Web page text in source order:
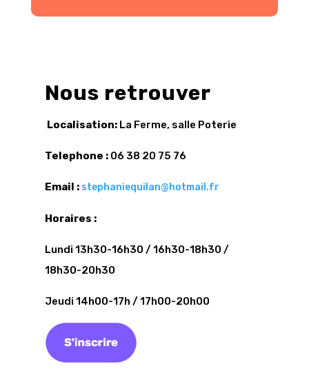
Nous retrouver
Localisation: La Ferme, salle Poterie
Telephone : 06 38 20 75 76
Email : stephaniequilan@hotmail.fr
Horaires :
Lundi 13h30-16h30 / 16h30-18h30 /
18h30-20h30
Jeudi 14h00-17h / 17h00-20h00